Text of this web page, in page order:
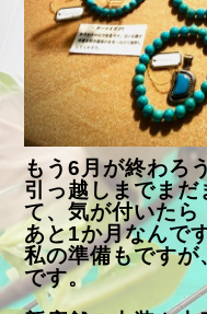
もう6月が終わろ
引っ越しまでま
て、気が付いたら
あと1か月なんで
私の準備もです
です。